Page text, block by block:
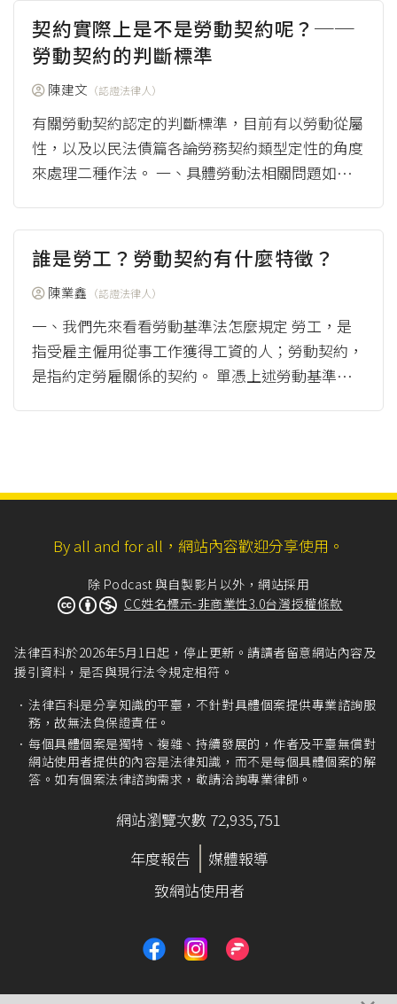
契約實際上是不是勞動契約呢？──
勞動契約的判斷標準
陳建文 （認證法律人）
有關勞動契約認定的判斷標準，目前有以勞動從屬
性，以及以民法債篇各論勞務契約類型定性的角度
來處理二種作法。 一、具體勞動法相關問題如何
誰是勞工？勞動契約有什麼特徵？
陳業鑫 （認證法律人）
一、我們先來看看勞動基準法怎麼規定 勞工，是
指受雇主僱用從事工作獲得工資的人；勞動契約，
是指約定勞雇關係的契約。 單憑上述勞動基準法
By all and for all，網站內容歡迎分享使用。
除 Podcast 與自製影片以外，網站採用
CC姓名標示-非商業性3.0台灣授權條款
法律百科於2026年5月1日起，停止更新。請讀者留意網站內容及
援引資料，是否與現行法令規定相符。
法律百科是分享知識的平臺，不針對具體個案提供專業諮詢服
務，故無法負保證責任。
每個具體個案是獨特、複雜、持續發展的，作者及平臺無償對
網站使用者提供的內容是法律知識，而不是每個具體個案的解
答。如有個案法律諮詢需求，敬請洽詢專業律師。
網站瀏覽次數 72,935,751
年度報告
媒體報導
致網站使用者